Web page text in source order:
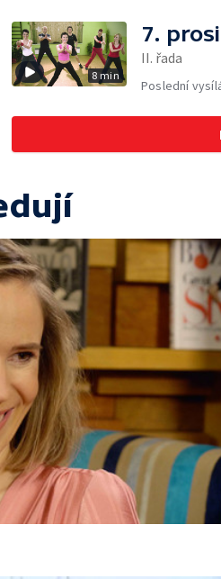
8 min
7.
II. řada
Poslední